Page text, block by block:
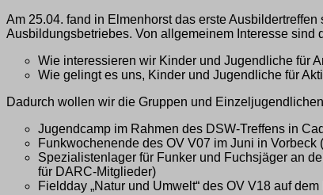
Am 25.04. fand in Elmenhorst das erste
Ausbildungsbetriebes. Von allgemeinem Interesse sind
Wie interessieren wir Kinder und Jugendliche für
Wie gelingt es uns, Kinder und Jugendliche für
Dadurch wollen wir die Gruppen und
Jugendcamp im Rahmen des DSW-Treffens in
Funkwochenende des OV V07 im Juni in Vorbeck
Spezialistenlager für Funker und Fuchsjäger an
für DARC-Mitglieder)
Fieldday „Natur und Umwelt“ des OV V18 auf